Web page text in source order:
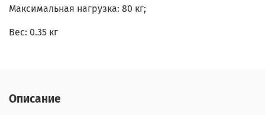
Максимальная нагрузка: 80 кг;
Вес: 0.35 кг
Описание